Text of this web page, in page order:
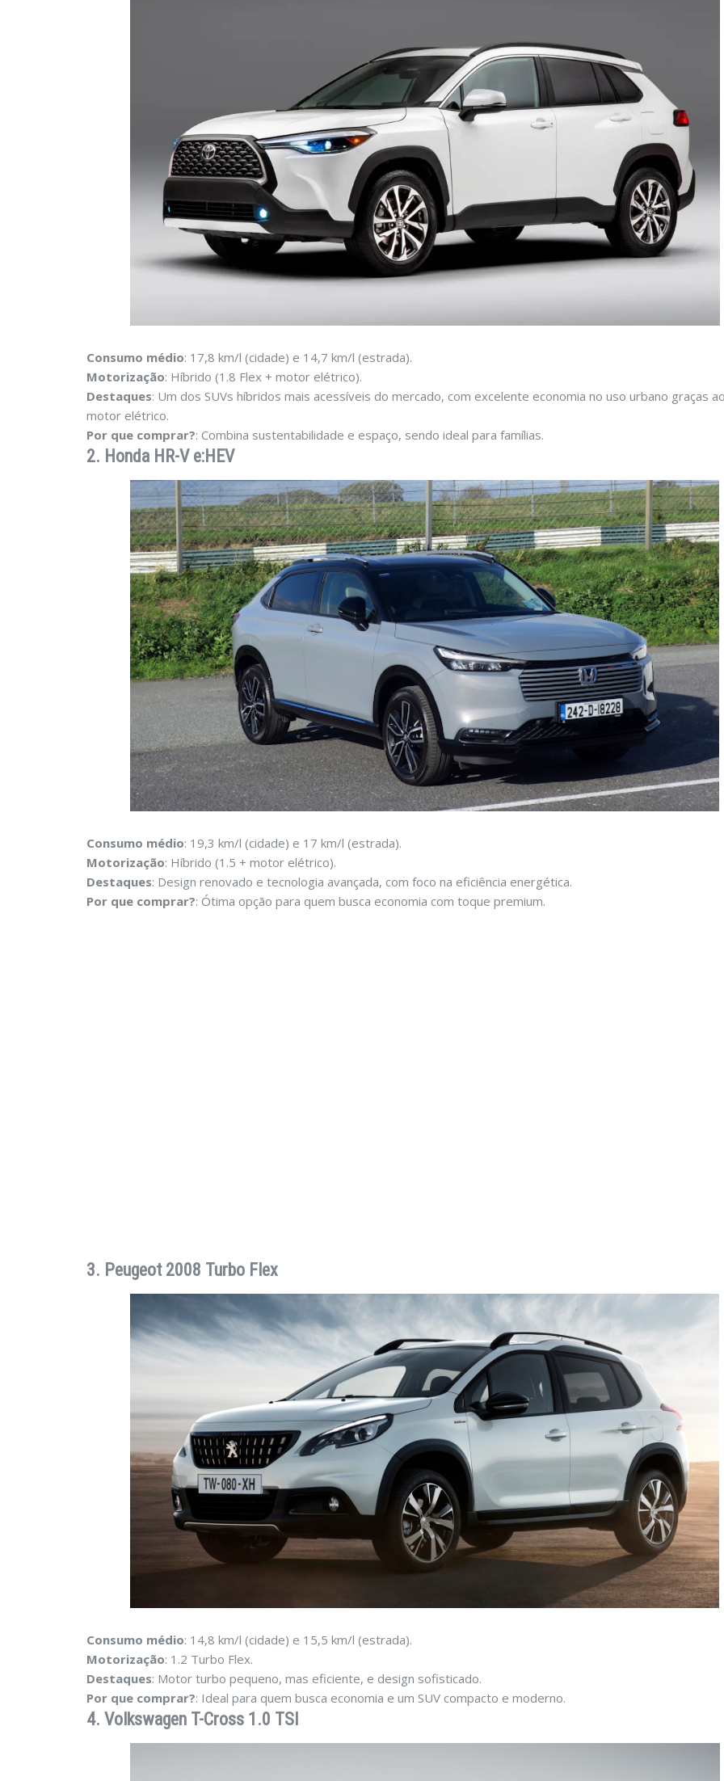
Consumo médio: 17,8 km/l (cidade) e 14,7 km/l (estrada).
Motorização: Híbrido (1.8 Flex + motor elétrico).
Destaques: Um dos SUVs híbridos mais acessíveis do mercado, com excelente economia no uso urbano graças ao
motor elétrico.
Por que comprar?: Combina sustentabilidade e espaço, sendo ideal para famílias.
2. Honda HR-V e:HEV
Consumo médio: 19,3 km/l (cidade) e 17 km/l (estrada).
Motorização: Híbrido (1.5 + motor elétrico).
Destaques: Design renovado e tecnologia avançada, com foco na eficiência energética.
Por que comprar?: Ótima opção para quem busca economia com toque premium.
3. Peugeot 2008 Turbo Flex
Consumo médio: 14,8 km/l (cidade) e 15,5 km/l (estrada).
Motorização: 1.2 Turbo Flex.
Destaques: Motor turbo pequeno, mas eficiente, e design sofisticado.
Por que comprar?: Ideal para quem busca economia e um SUV compacto e moderno.
4. Volkswagen T-Cross 1.0 TSI